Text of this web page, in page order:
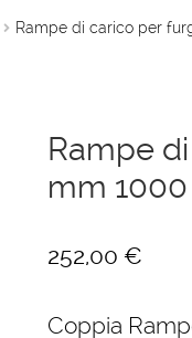
Rampe di carico per
Rampe
mm
252,00 €
Coppia